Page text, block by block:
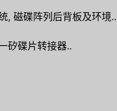
, 磁碟阵列后背板及环境..
矽碟片转接器..